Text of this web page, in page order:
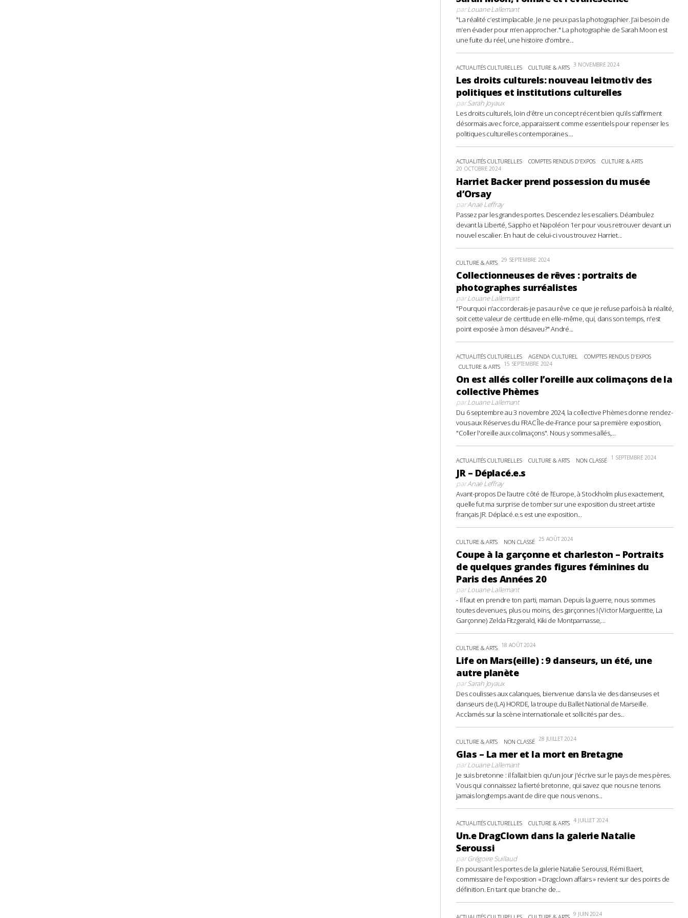
parLouane Lallemant
"La réalité c’est implacable. Je ne peux pas la photographier. J’ai besoin de
m’en évader pour m’en approcher." La photographie de Sarah Moon est
une fuite du réel, une histoire d'ombre...
ACTUALITÉS CULTURELLES CULTURE & ARTS 3 NOVEMBRE 2024
Les droits culturels: nouveau leitmotiv des
politiques et institutions culturelles
parSarah Joyaux
Les droits culturels, loin d’être un concept récent bien qu’ils s’affirment
désormais avec force, apparaissent comme essentiels pour repenser les
politiques culturelles contemporaines....
ACTUALITÉS CULTURELLES COMPTES RENDUS D'EXPOS CULTURE & ARTS
20 OCTOBRE 2024
Harriet Backer prend possession du musée
d’Orsay
parAnaë Leffray
Passez par les grandes portes. Descendez les escaliers. Déambulez
devant la Liberté, Sappho et Napoléon 1er pour vous retrouver devant un
nouvel escalier. En haut de celui-ci vous trouvez Harriet...
CULTURE & ARTS 29 SEPTEMBRE 2024
Collectionneuses de rêves : portraits de
photographes surréalistes
parLouane Lallemant
"Pourquoi n'accorderais-je pas au rêve ce que je refuse parfois à la réalité,
soit cette valeur de certitude en elle-même, qui, dans son temps, n'est
point exposée à mon désaveu?" André...
ACTUALITÉS CULTURELLES AGENDA CULTUREL
COMPTES RENDUS D'EXPOS
CULTURE & ARTS 15 SEPTEMBRE 2024
On est allés coller l’oreille aux colimaçons de la
collective Phèmes
parLouane Lallemant
Du 6 septembre au 3 novembre 2024, la collective Phèmes donne rendez-
vous aux Réserves du FRAC Île-de-France pour sa première exposition,
"Coller l'oreille aux colimaçons". Nous y sommes allés,...
ACTUALITÉS CULTURELLES CULTURE & ARTS NON CLASSÉ 1 SEPTEMBRE 2024
JR – Déplacé.e.s
parAnaë Leffray
Avant-propos De l’autre côté de l’Europe, à Stockholm plus exactement,
quelle fut ma surprise de tomber sur une exposition du street artiste
français JR. Déplacé.e.s est une exposition...
CULTURE & ARTS NON CLASSÉ 25 AOÛT 2024
Coupe à la garçonne et charleston – Portraits
de quelques grandes figures féminines du
Paris des Années 20
parLouane Lallemant
- Il faut en prendre ton parti, maman. Depuis la guerre, nous sommes
toutes devenues, plus ou moins, des garçonnes ! (Victor Margueritte, La
Garçonne) Zelda Fitzgerald, Kiki de Montparnasse,...
CULTURE & ARTS 18 AOÛT 2024
Life on Mars(eille) : 9 danseurs, un été, une
autre planète
parSarah Joyaux
Des coulisses aux calanques, bienvenue dans la vie des danseuses et
danseurs de (LA) HORDE, la troupe du Ballet National de Marseille.
Acclamés sur la scène internationale et sollicités par des...
CULTURE & ARTS NON CLASSÉ 28 JUILLET 2024
Glas – La mer et la mort en Bretagne
parLouane Lallemant
Je suis bretonne : il fallait bien qu'un jour j'écrive sur le pays de mes pères.
Vous qui connaissez la fierté bretonne, qui savez que nous ne tenons
jamais longtemps avant de dire que nous venons...
ACTUALITÉS CULTURELLES CULTURE & ARTS 4 JUILLET 2024
Un.e DragClown dans la galerie Natalie
Seroussi
parGrégoire Suillaud
En poussant les portes de la galerie Natalie Seroussi, Rémi Baert,
commissaire de l’exposition « Dragclown affairs » revient sur des points de
définition. En tant que branche de...
9 JUIN 2024